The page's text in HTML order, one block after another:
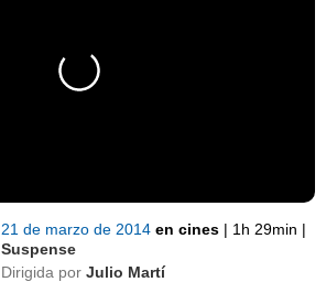
21 de marzo de 2014en cines | 1h 29min |
Suspense
Dirigida por Julio Martí